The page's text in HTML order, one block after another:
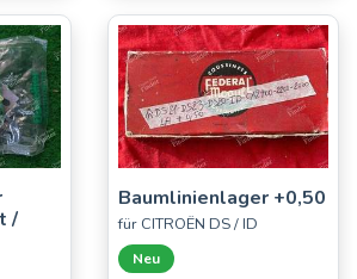
/
Baumlinienlager +0,50
für CITROËN DS / ID
Neu